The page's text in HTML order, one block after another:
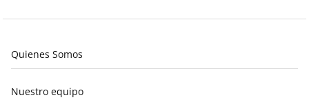
Quienes Somos
Nuestro equipo